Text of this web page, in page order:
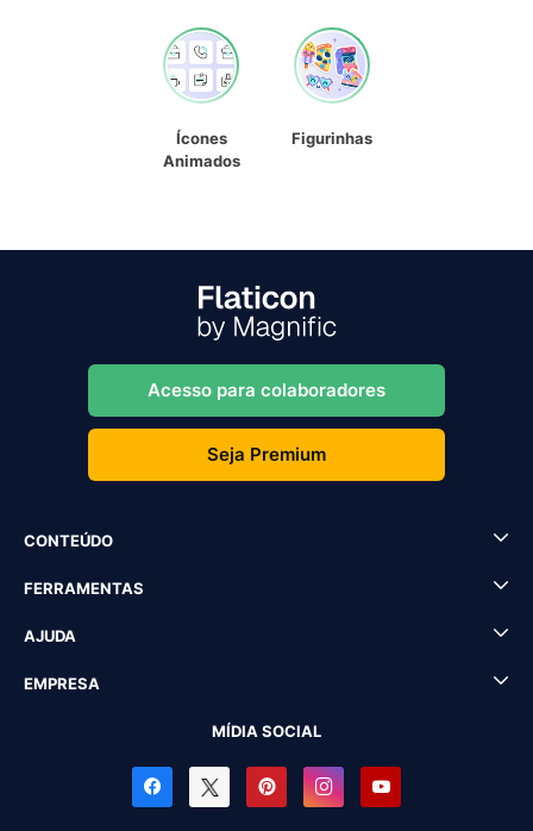
Ícones
Animados
Figurinhas
Acesso para colaboradores
Seja Premium
CONTEÚDO
FERRAMENTAS
AJUDA
EMPRESA
MÍDIA SOCIAL